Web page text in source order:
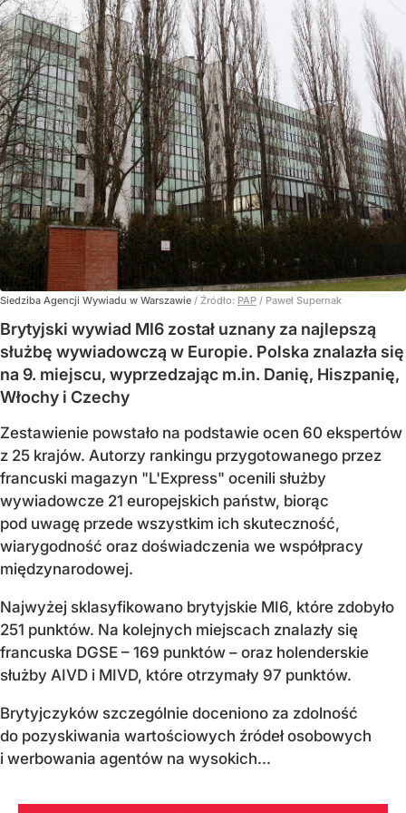
Siedziba Agencji Wywiadu w Warszawie / Źródło: PAP / Paweł Supernak
Brytyjski wywiad MI6 został uznany za najlepszą
służbę wywiadowczą w Europie. Polska znalazła się
na 9. miejscu, wyprzedzając m.in. Danię, Hiszpanię,
Włochy i Czechy
Zestawienie powstało na podstawie ocen 60 ekspertów
z 25 krajów. Autorzy rankingu przygotowanego przez
francuski magazyn "L'Express" ocenili służby
wywiadowcze 21 europejskich państw, biorąc
pod uwagę przede wszystkim ich skuteczność,
wiarygodność oraz doświadczenia we współpracy
międzynarodowej.
Najwyżej sklasyfikowano brytyjskie MI6, które zdobyło
251 punktów. Na kolejnych miejscach znalazły się
francuska DGSE – 169 punktów – oraz holenderskie
służby AIVD i MIVD, które otrzymały 97 punktów.
Brytyjczyków szczególnie doceniono za zdolność
do pozyskiwania wartościowych źródeł osobowych
i werbowania agentów na wysokich...